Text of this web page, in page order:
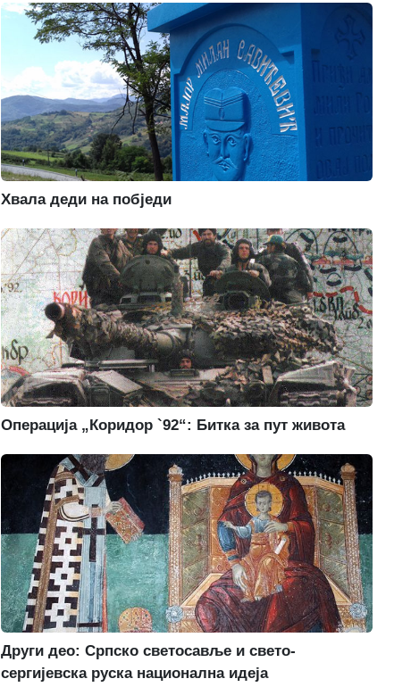
Хвала деди на побједи
Операција „Коридор `92“: Битка за пут живота
Други део: Српско светосавље и свето-
сергијевска руска национална идеја